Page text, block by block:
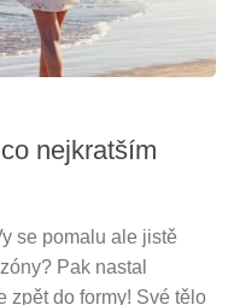
nejkratším
se pomalu ale jistě
Pak nastal
zpět do formy! Své tělo